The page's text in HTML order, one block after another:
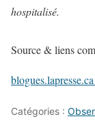
hospitalisé.
Source & liens
blogues.lapresse.ca
Catégories :